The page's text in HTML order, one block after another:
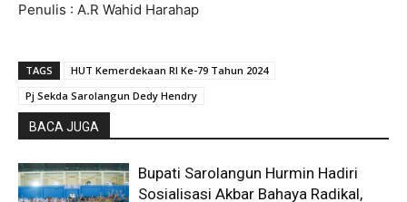
Penulis : A.R Wahid Harahap
TAGS
HUT Kemerdekaan RI Ke-79 Tahun 2024
Pj Sekda Sarolangun Dedy Hendry
BACA JUGA
Bupati Sarolangun Hurmin Hadiri
Sosialisasi Akbar Bahaya Radikal,